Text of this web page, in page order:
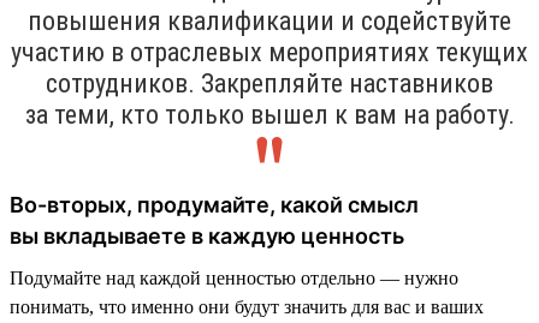
повышения квалификации и содействуйте
участию в отраслевых мероприятиях текущих
сотрудников. Закрепляйте наставников
за теми, кто только вышел к вам на работу.
Во-вторых, продумайте, какой смысл
вы вкладываете в каждую ценность
Подумайте над каждой ценностью отдельно — нужно
понимать, что именно они будут значить для вас и ваших